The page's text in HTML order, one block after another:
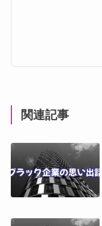
関連記事